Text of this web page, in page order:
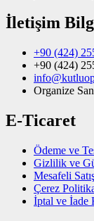
İletişim
+90 (424)
+90 (424)
Organize
E-Ticaret
Ödeme ve
Gizlilik ve
Mesafeli
Çerez
İptal ve İade